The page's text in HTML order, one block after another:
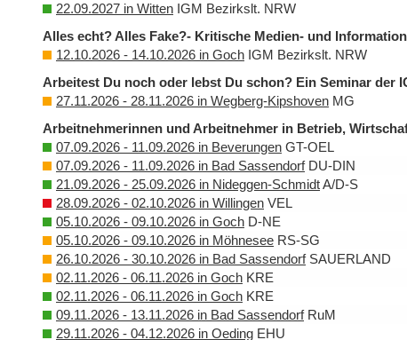
22.09.2027 in Witten IGM Bezirkslt. NRW
Alles echt? Alles Fake?- Kritische Medien- und
12.10.2026 - 14.10.2026 in Goch IGM Bezirkslt. NRW
Arbeitest Du noch oder lebst Du schon? Ein Seminar der
27.11.2026 - 28.11.2026 in Wegberg-Kipshoven MG
Arbeitnehmerinnen und Arbeitnehmer in Betrieb,
07.09.2026 - 11.09.2026 in Beverungen GT-OEL
07.09.2026 - 11.09.2026 in Bad SassendorfDU-DIN
21.09.2026 - 25.09.2026 in Nideggen-SchmidtA/D-S
28.09.2026 - 02.10.2026 in Willingen VEL
05.10.2026 - 09.10.2026 in Goch D-NE
05.10.2026 - 09.10.2026 in Möhnesee RS-SG
26.10.2026 - 30.10.2026 in Bad SassendorfSAUERLAND
02.11.2026 - 06.11.2026 in Goch KRE
02.11.2026 - 06.11.2026 in Goch KRE
09.11.2026 - 13.11.2026 in Bad SassendorfRuM
29.11.2026 - 04.12.2026 in Oeding EHU